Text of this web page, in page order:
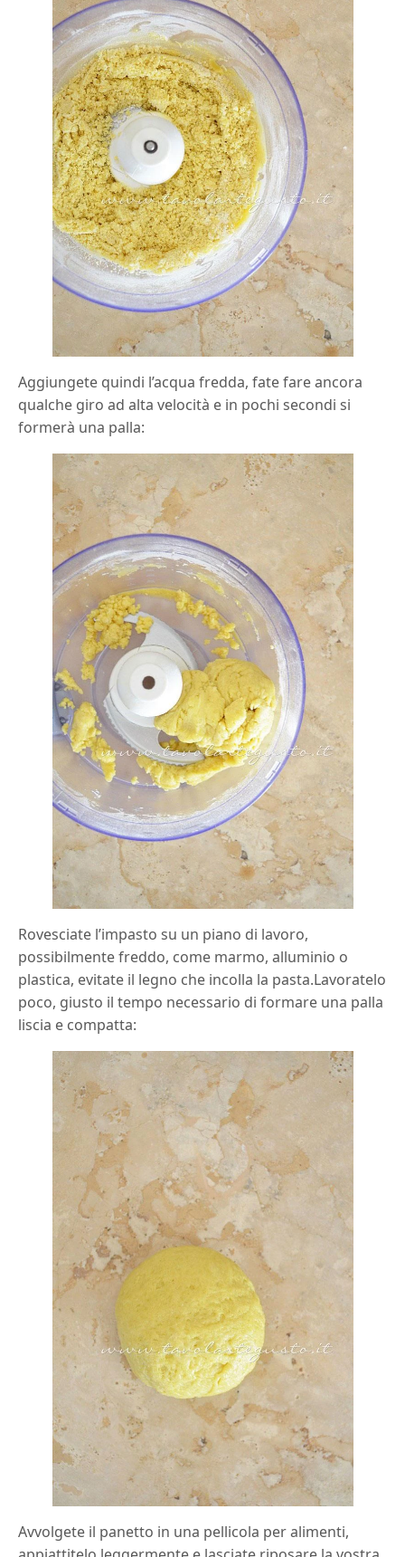
Aggiungete quindi l’acqua fredda, fate fare ancora
qualche giro ad alta velocità e in pochi secondi si
formerà una palla:
Rovesciate l’impasto su un piano di lavoro,
possibilmente freddo, come marmo, alluminio o
plastica, evitate il legno che incolla la pasta.Lavoratelo
poco, giusto il tempo necessario di formare una palla
liscia e compatta:
Avvolgete il panetto in una pellicola per alimenti,